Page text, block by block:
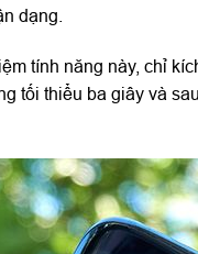
dạng.
tính năng này, chỉ
tối thiểu ba giây và